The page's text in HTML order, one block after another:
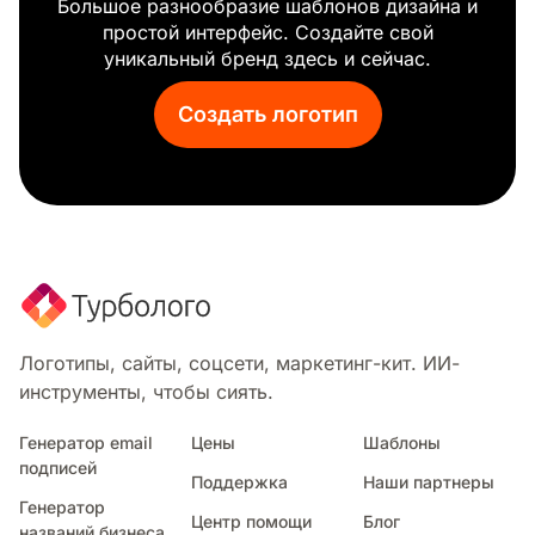
Днк
Меркурий
Большое разнообразие шаблонов дизайна и
простой интерфейс. Создайте свой
уникальный бренд здесь и сейчас.
Создать логотип
Логотипы, сайты, соцсети, маркетинг-кит. ИИ-
инструменты, чтобы сиять.
Генератор email
подписей
Генератор
Цены
Поддержка
Центр помощи
Шаблоны
Наши партнеры
Блог